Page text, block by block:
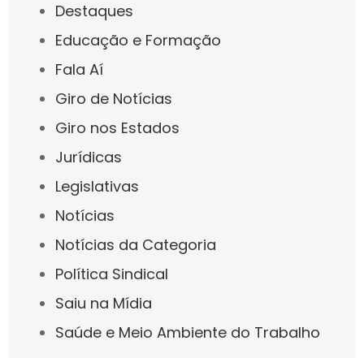
Destaques
Educação e Formação
Fala Aí
Giro de Notícias
Giro nos Estados
Jurídicas
Legislativas
Notícias
Notícias da Categoria
Política Sindical
Saiu na Mídia
Saúde e Meio Ambiente do Trabalho